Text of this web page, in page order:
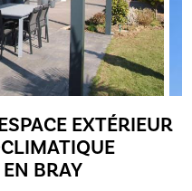
EXTÉRIEUR
BRAY